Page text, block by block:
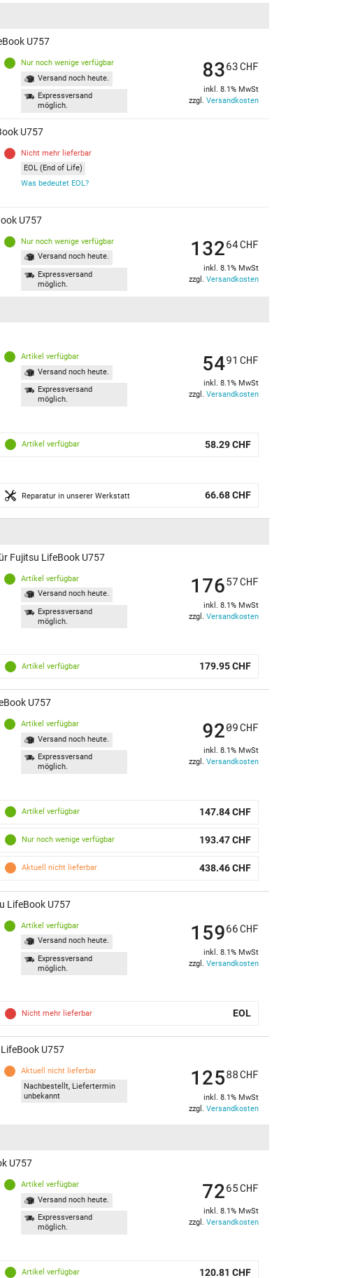
U757
Nur noch wenige verfügbar
Versand noch heute.
Expressversand
möglich.
8363CHF
inkl. 8.1% MwSt
zzgl. Versandkosten
U757
Nicht mehr lieferbar
EOL (End of Life)
Was bedeutet EOL?
U757
Nur noch wenige verfügbar
Versand noch heute.
Expressversand
möglich.
13264CHF
inkl. 8.1% MwSt
zzgl. Versandkosten
Artikel verfügbar
Versand noch heute.
Expressversand
möglich.
5491 CHF
inkl. 8.1% MwSt
zzgl. Versandkosten
Artikel verfügbar 58.29 CHF
Reparatur in unserer Werkstatt 66.68 CHF
Fujitsu LifeBook U757
Artikel verfügbar
Versand noch heute.
Expressversand
möglich.
17657CHF
inkl. 8.1% MwSt
zzgl. Versandkosten
Artikel verfügbar 179.95 CHF
U757
Artikel verfügbar
Versand noch heute.
Expressversand
möglich.
9209CHF
inkl. 8.1% MwSt
zzgl. Versandkosten
Artikel verfügbar 147.84 CHF
Nur noch wenige verfügbar 193.47 CHF
Aktuell nicht lieferbar 438.46 CHF
LifeBook U757
Artikel verfügbar
Versand noch heute.
Expressversand
möglich.
15966CHF
inkl. 8.1% MwSt
zzgl. Versandkosten
Nicht mehr lieferbar EOL
U757
Aktuell nicht lieferbar
Nachbestellt, Liefertermin
unbekannt
12588CHF
inkl. 8.1% MwSt
zzgl. Versandkosten
U757
Artikel verfügbar
Versand noch heute.
Expressversand
möglich.
7265CHF
inkl. 8.1% MwSt
zzgl. Versandkosten
Artikel verfügbar 120.81 CHF